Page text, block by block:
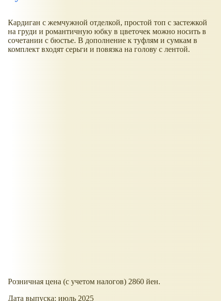
Кардиган с жемчужной отделкой, простой топ с застежкой
на груди и романтичную юбку в цветочек можно носить в
сочетании с бюстье. В дополнение к туфлям и сумкам в
комплект входят серьги и повязка на голову с лентой.
Розничная цена (с учетом налогов) 2860 йен.
Дата выпуска: июль 2025